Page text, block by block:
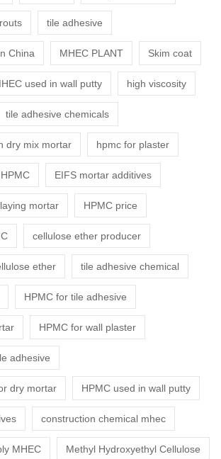
tile adhesive
China MHEC PLANT Skim coat
used in wall putty high viscosity
tile adhesive chemicals
dry mix mortar hpmc for plaster
EIFS mortar additives
mortar HPMC price
cellulose ether producer
ether tile adhesive chemical
HPMC for tile adhesive
HPMC for wall plaster
adhesive
dry mortar HPMC used in wall putty
construction chemical mhec
MHEC Methyl Hydroxyethyl Cellulose